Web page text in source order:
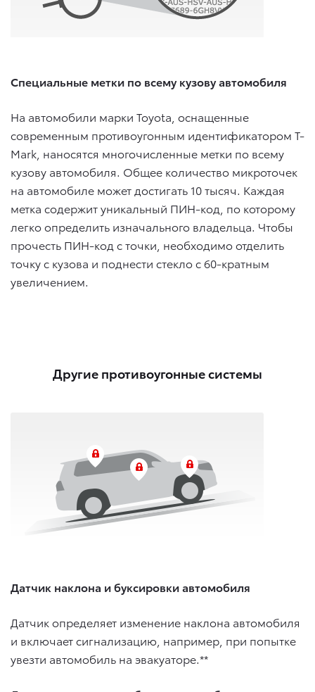
Специальные метки по всему кузову автомобиля
На автомобили марки Toyota, оснащенные
современным противоугонным идентификатором T-
Mark, наносятся многочисленные метки по всему
кузову автомобиля. Общее количество микроточек
на автомобиле может достигать 10 тысяч. Каждая
метка содержит уникальный ПИН-код, по которому
легко определить изначального владельца. Чтобы
прочесть ПИН-код с точки, необходимо отделить
точку с кузова и поднести стекло с 60-кратным
увеличением.
Другие противоугонные системы
Датчик наклона и буксировки автомобиля
Датчик определяет изменение наклона автомобиля
и включает сигнализацию, например, при попытке
увезти автомобиль на эвакуаторе.**